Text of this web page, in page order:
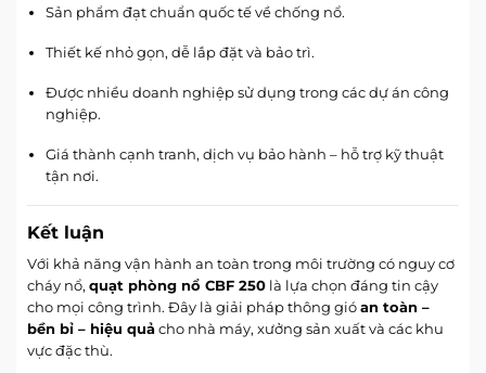
Sản phẩm đạt chuẩn quốc tế về chống nổ.
Thiết kế nhỏ gọn, dễ lắp đặt và bảo trì.
Được nhiều doanh nghiệp sử dụng trong các dự án công
nghiệp.
Giá thành cạnh tranh, dịch vụ bảo hành – hỗ trợ kỹ thuật
tận nơi.
Kết luận
Với khả năng vận hành an toàn trong môi trường có nguy cơ
cháy nổ, quạt phòng nổ CBF 250 là lựa chọn đáng tin cậy
cho mọi công trình. Đây là giải pháp thông gióan toàn –
bền bỉ – hiệu quảcho nhà máy, xưởng sản xuất và các khu
vực đặc thù.